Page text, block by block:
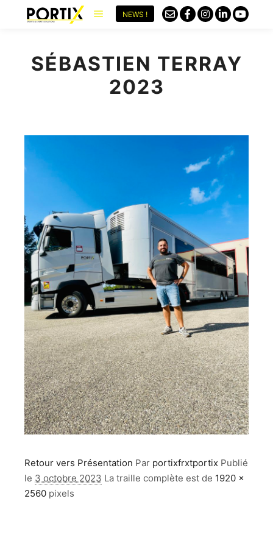
NEWS !
SÉBASTIEN TERRAY
2023
Retour vers Présentation Par portixfrxtportix Publié
le 3 octobre 2023 La traille complète est de 1920 ×
2560 pixels